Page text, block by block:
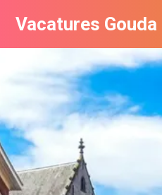
Vacatures Gouda
Vacatures per bedrijf in
De populairste vacatures in